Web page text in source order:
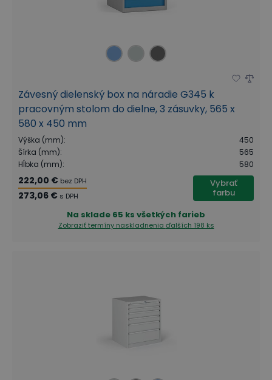
Závesný dielenský box na náradie G345 k
pracovným stolom do dielne, 3 zásuvky, 565 x
580 x 450 mm
Výška (mm):
450
Šírka (mm):
565
Hĺbka (mm): 580
222,00 € bez DPH
273,06 € s DPH
Vybrať
farbu
Na sklade 65 ks všetkých farieb
Zobraziť termíny naskladnenia ďalších 198 ks